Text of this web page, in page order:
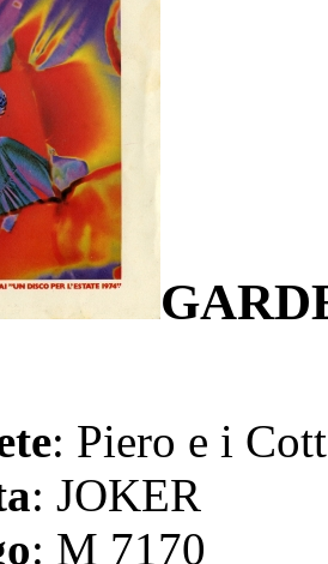
: Piero e i
: JOKER
: M 7170